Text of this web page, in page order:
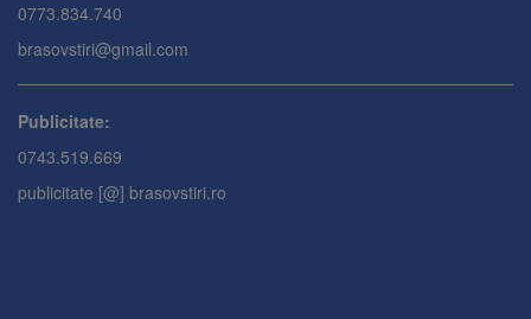
0773.834.740
brasovstiri@gmail.com
Publicitate:
0743.519.669
publicitate [@] brasovstiri.ro